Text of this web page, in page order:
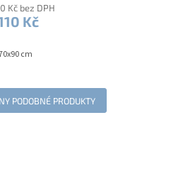
Kč bez DPH
Kč
cm
PODOBNÉ PRODUKTY